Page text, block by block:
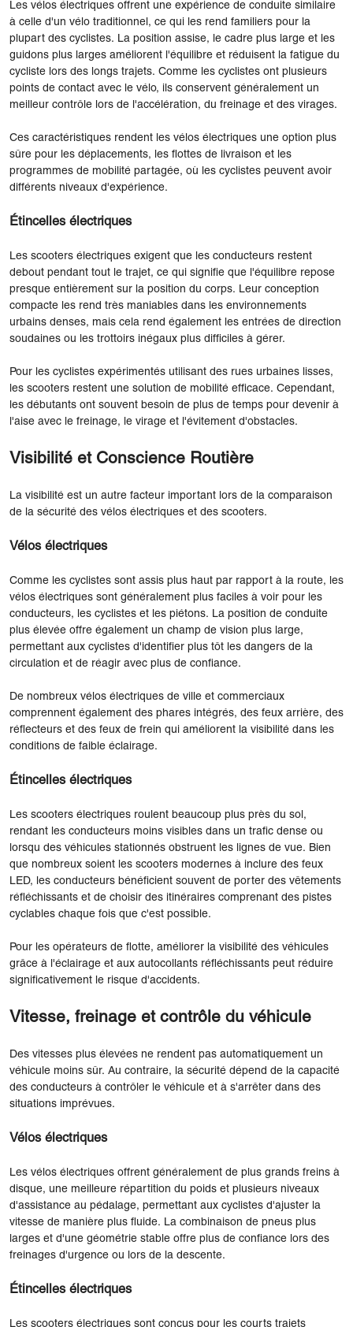
Les vélos électriques offrent une expérience de conduite similaire
à celle d'un vélo traditionnel, ce qui les rend familiers pour la
plupart des cyclistes. La position assise, le cadre plus large et les
guidons plus larges améliorent l'équilibre et réduisent la fatigue du
cycliste lors des longs trajets. Comme les cyclistes ont plusieurs
points de contact avec le vélo, ils conservent généralement un
meilleur contrôle lors de l'accélération, du freinage et des virages.
Ces caractéristiques rendent les vélos électriques une option plus
sûre pour les déplacements, les flottes de livraison et les
programmes de mobilité partagée, où les cyclistes peuvent avoir
différents niveaux d'expérience.
Étincelles électriques
Les scooters électriques exigent que les conducteurs restent
debout pendant tout le trajet, ce qui signifie que l'équilibre repose
presque entièrement sur la position du corps. Leur conception
compacte les rend très maniables dans les environnements
urbains denses, mais cela rend également les entrées de direction
soudaines ou les trottoirs inégaux plus difficiles à gérer.
Pour les cyclistes expérimentés utilisant des rues urbaines lisses,
les scooters restent une solution de mobilité efficace. Cependant,
les débutants ont souvent besoin de plus de temps pour devenir à
l'aise avec le freinage, le virage et l'évitement d'obstacles.
Visibilité et Conscience Routière
La visibilité est un autre facteur important lors de la comparaison
de la sécurité des vélos électriques et des scooters.
Vélos électriques
Comme les cyclistes sont assis plus haut par rapport à la route, les
vélos électriques sont généralement plus faciles à voir pour les
conducteurs, les cyclistes et les piétons. La position de conduite
plus élevée offre également un champ de vision plus large,
permettant aux cyclistes d'identifier plus tôt les dangers de la
circulation et de réagir avec plus de confiance.
De nombreux vélos électriques de ville et commerciaux
comprennent également des phares intégrés, des feux arrière, des
réflecteurs et des feux de frein qui améliorent la visibilité dans les
conditions de faible éclairage.
Étincelles électriques
Les scooters électriques roulent beaucoup plus près du sol,
rendant les conducteurs moins visibles dans un trafic dense ou
lorsqu des véhicules stationnés obstruent les lignes de vue. Bien
que nombreux soient les scooters modernes à inclure des feux
LED, les conducteurs bénéficient souvent de porter des vêtements
réfléchissants et de choisir des itinéraires comprenant des pistes
cyclables chaque fois que c'est possible.
Pour les opérateurs de flotte, améliorer la visibilité des véhicules
grâce à l'éclairage et aux autocollants réfléchissants peut réduire
significativement le risque d'accidents.
Vitesse, freinage et contrôle du véhicule
Des vitesses plus élevées ne rendent pas automatiquement un
véhicule moins sûr. Au contraire, la sécurité dépend de la capacité
des conducteurs à contrôler le véhicule et à s'arrêter dans des
situations imprévues.
Vélos électriques
Les vélos électriques offrent généralement de plus grands freins à
disque, une meilleure répartition du poids et plusieurs niveaux
d'assistance au pédalage, permettant aux cyclistes d'ajuster la
vitesse de manière plus fluide. La combinaison de pneus plus
larges et d'une géométrie stable offre plus de confiance lors des
freinages d'urgence ou lors de la descente.
Étincelles électriques
Les scooters électriques sont conçus pour les courts trajets